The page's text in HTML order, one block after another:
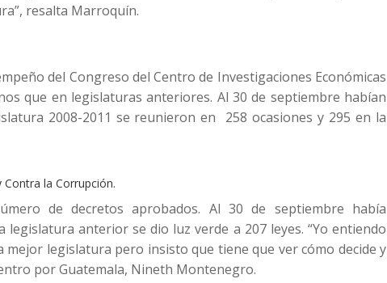
resalta Marroquín.
del Congreso del Centro de Investigaciones Económicas
que en legislaturas anteriores. Al 30 de septiembre habían
2008-2011 se reunieron en 258 ocasiones y 295 en la
la Corrupción.
de decretos aprobados. Al 30 de septiembre había
anterior se dio luz verde a 207 leyes. “Yo entiendo
legislatura pero insisto que tiene que ver cómo decide y
por Guatemala, Nineth Montenegro.